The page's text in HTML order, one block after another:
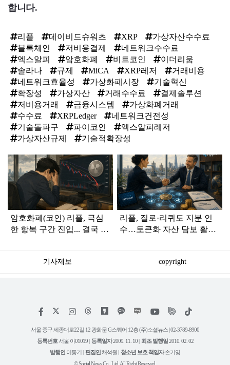
합니다.
리플 데이비드슈워츠 XRP
가상자산수수료
블록체인
저비용결제
네트워크수수료
엑스알피
암호화폐 비트코인
이더리움
솔라나
규제 MiCA XRP레저
거래비용
네트워크효율성
가상화폐시장
기술혁신
확장성
가상자산 거래수수료
결제솔루션
저비용거래
금융시스템
가상화폐거래
수수료
XRPLedger
네트워크건전성
기술돌파구
파이코인
엑스알피레저
가상자산규제
기술적확장성
탑
라
인
암호화폐(코인) 리플, 극심
한 항복 구간 진입... 결국 1
리플, 질로·리퀴도 지분 인
수…토큰화 자산 담보 활용
기사제보 copyright
페
스
인
타
램
위
트
유
튜
틱
서울 중구 세종대로22길 12 광화문 G스퀘어 12층 (주)소셜뉴스 | 02-3789-8900
등록번호 서울 아01019 | 등록일자2009. 11. 10 | 최초 발행일 2010. 02. 02
발행인 이동기 | 편집인 채석원 | 청소년 보호 책임자손기영
© Social News Co., Ltd. All Right Reserved.